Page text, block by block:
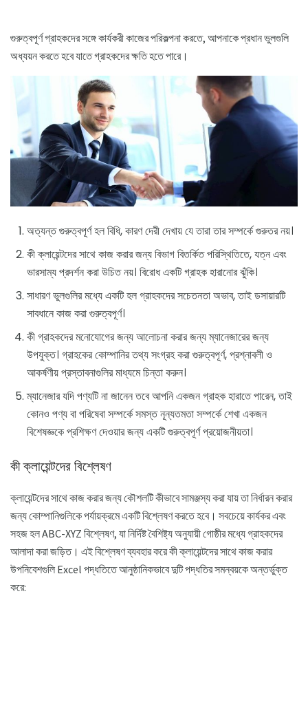
গুরুত্বপূর্ণ গ্রাহকদের সঙ্গে কার্যকরী কাজের পরিকল্পনা করতে, আপনাকে প্রধান ভুলগুলি
অধ্যয়ন করতে হবে যাতে গ্রাহকদের ক্ষতি হতে পারে।
অত্যন্ত গুরুত্বপূর্ণ হল বিধি, কারণ দেরী দেখায় যে তারা তার সম্পর্কে গুরুতর নয়।
কী ক্লায়েন্টদের সাথে কাজ করার জন্য বিভাগ বিতর্কিত পরিস্থিতিতে, যত্ন এবং
ভারসাম্য প্রদর্শন করা উচিত নয়। বিরোধ একটি গ্রাহক হারানোর ঝুঁকি।
সাধারণ ভুলগুলির মধ্যে একটি হল গ্রাহকদের সচেতনতা অভাব, তাই ডসায়ারটি
সাবধানে কাজ করা গুরুত্বপূর্ণ।
কী গ্রাহকদের মনোযোগের জন্য আলোচনা করার জন্য ম্যানেজারের জন্য
উপযুক্ত। গ্রাহকের কোম্পানির তথ্য সংগ্রহ করা গুরুত্বপূর্ণ, প্রশ্নাবলী ও
আকর্ষণীয় প্রস্তাবনাগুলির মাধ্যমে চিন্তা করুন।
ম্যানেজার যদি পণ্যটি না জানেন তবে আপনি একজন গ্রাহক হারাতে পারেন, তাই
কোনও পণ্য বা পরিষেবা সম্পর্কে সমস্ত নূন্যতমতা সম্পর্কে শেখা একজন
বিশেষজ্ঞকে প্রশিক্ষণ দেওয়ার জন্য একটি গুরুত্বপূর্ণ প্রয়োজনীয়তা।
কী ক্লায়েন্টদের বিশ্লেষণ
ক্লায়েন্টদের সাথে কাজ করার জন্য কৌশলটি কীভাবে সামঞ্জস্য করা যায় তা নির্ধারন করার
জন্য কোম্পানিগুলিকে পর্যায়ক্রমে একটি বিশ্লেষণ করতে হবে। সবচেয়ে কার্যকর এবং
সহজ হল ABC-XYZ বিশ্লেষণ, যা নির্দিষ্ট বৈশিষ্ট্য অনুযায়ী গোষ্ঠীর মধ্যে গ্রাহকদের
আলাদা করা জড়িত। এই বিশ্লেষণ ব্যবহার করে কী ক্লায়েন্টদের সাথে কাজ করার
উপনিবেশগুলি Excel পদ্ধতিতে আনুষ্ঠানিকভাবে দুটি পদ্ধতির সমন্বয়কে অন্তর্ভুক্ত
করে: